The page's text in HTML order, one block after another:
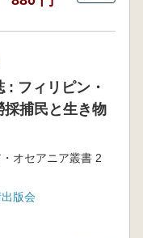
: フィリピン・
採捕民と生き物
オセアニア叢書 2
版会